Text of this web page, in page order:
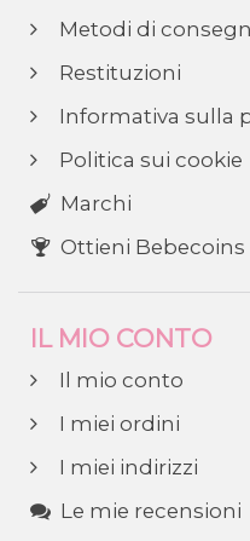
Metodi di
Restituzioni
Informativa sulla
Politica sui cookie
Marchi
Ottieni
IL MIO CONTO
Il mio conto
I miei ordini
I miei indirizzi
Le mie recensioni